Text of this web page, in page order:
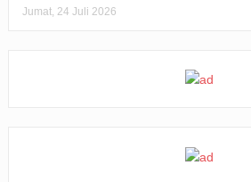
Jumat, 24 Juli 2026